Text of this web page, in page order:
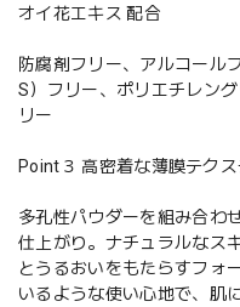
オイ花エキス 配合
防腐剤フリー、アルコール
S）フリー、ポリエチレン
リー
Point３ 高密着な薄膜テク
多孔性パウダーを組み合わ
仕上がり。ナチュラルなス
とうるおいをもたらすフォ
いるような使い心地で、肌